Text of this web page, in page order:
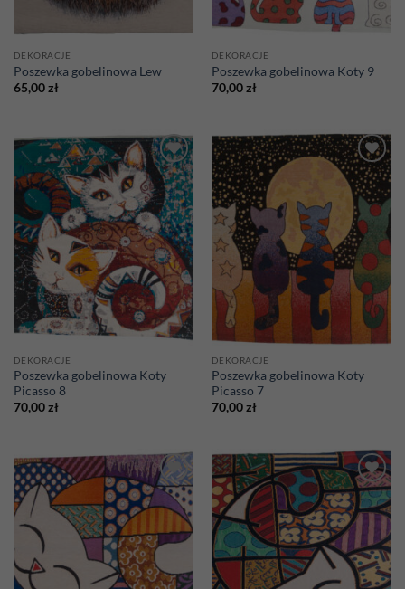
DEKORACJE
Poszewka gobelinowa Lew
65,00zł
DEKORACJE
Poszewka gobelinowa Koty 9
70,00zł
Add to
wishlist
DEKORACJE
Poszewka gobelinowa Koty
Picasso 8
70,00zł
Add to
wishlist
DEKORACJE
Poszewka gobelinowa Koty
Picasso 7
70,00zł
Add to
wishlist
Add to
wishlist